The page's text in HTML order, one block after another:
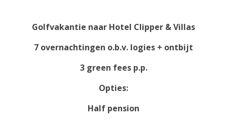
Golfvakantie naar Hotel Clipper & Villas
7 overnachtingen o.b.v. logies + ontbijt
3 green fees p.p.
Opties:
Half pension